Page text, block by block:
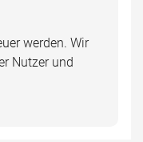
werden. Wir
Nutzer und